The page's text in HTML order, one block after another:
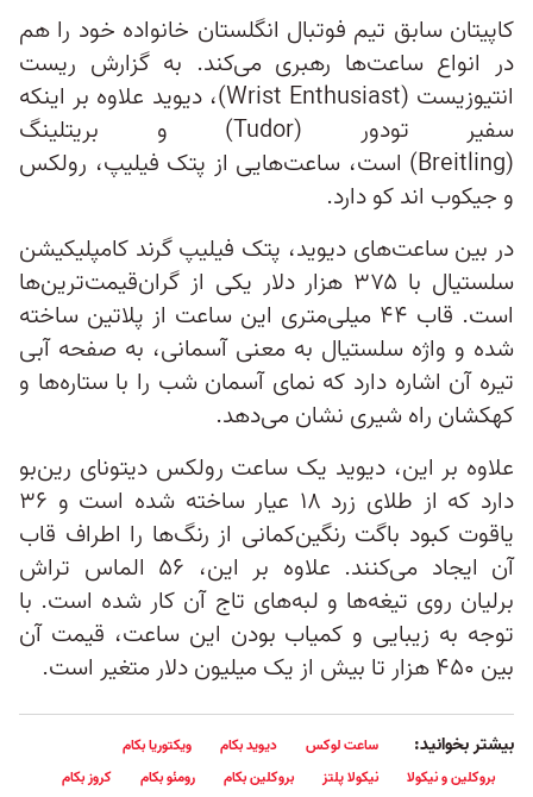
کاپیتان سابق تیم فوتبال انگلستان خانواده خود را هم
در انواع ساعت‌ها رهبری می‌کند. به گزارش ریست
انتیوزیست (Wrist Enthusiast)، دیوید علاوه بر اینکه
سفیر تودور (Tudor) و بریتلینگ
(Breitling) است، ساعت‌هایی از پتک فیلیپ، رولکس
و جیکوب اند کو دارد.
در بین ساعت‌های دیوید، پتک فیلیپ گرند کامپلیکیشن
سلستیال با ۳۷۵ هزار دلار یکی از گران‌قیمت‌ترین‌ها
است. قاب ۴۴ میلی‌متری این ساعت از پلاتین ساخته
شده و واژه سلستیال به معنی آسمانی، به صفحه آبی
تیره آن اشاره دارد که نمای آسمان شب را با ستاره‌ها و
کهکشان راه شیری نشان می‌دهد.
علاوه بر این، دیوید یک ساعت رولکس دیتونای رین‌بو
دارد که از طلای زرد ۱۸ عیار ساخته شده است و ۳۶
یاقوت کبود باگت رنگین‌کمانی از رنگ‌ها را اطراف قاب
آن ایجاد می‌کنند. علاوه بر این، ۵۶ الماس تراش
برلیان روی تیغه‌ها و لبه‌های تاج آن کار شده است. با
توجه به زیبایی و کمیاب بودن این ساعت، قیمت آن
بین ۴۵۰ هزار تا بیش از یک میلیون دلار متغیر است.
بیشتر بخوانید: ساعت لوکس دیوید بکام
ویکتوریا بکام
بروکلین و نیکولا
نیکولا پلتز بروکلین بکام رومئو بکام
کروز بکام